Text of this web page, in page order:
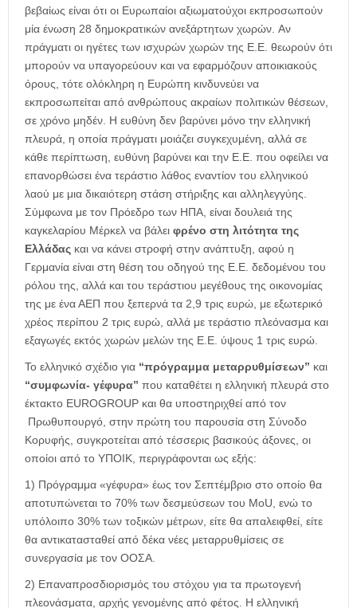
βεβαίως είναι ότι οι Ευρωπαίοι αξιωματούχοι εκπροσωπούν
μία ένωση 28 δημοκρατικών ανεξάρτητων χωρών. Αν
πράγματι οι ηγέτες των ισχυρών χωρών της Ε.Ε. θεωρούν ότι
μπορούν να υπαγορεύουν και να εφαρμόζουν αποικιακούς
όρους, τότε ολόκληρη η Ευρώπη κινδυνεύει να
εκπροσωπείται από ανθρώπους ακραίων πολιτικών θέσεων,
σε χρόνο μηδέν. Η ευθύνη δεν βαρύνει μόνο την ελληνική
πλευρά, η οποία πράγματι μοιάζει συγκεχυμένη, αλλά σε
κάθε περίπτωση, ευθύνη βαρύνει και την Ε.Ε. που οφείλει να
επανορθώσει ένα τεράστιο λάθος εναντίον του ελληνικού
λαού με μια δικαιότερη στάση στήριξης και αλληλεγγύης.
Σύμφωνα με τον Πρόεδρο των ΗΠΑ, είναι δουλειά της
καγκελαρίου Μέρκελ να βάλει φρένο στη λιτότητα της
Ελλάδας και να κάνει στροφή στην ανάπτυξη, αφού η
Γερμανία είναι στη θέση του οδηγού της Ε.Ε. δεδομένου του
ρόλου της, αλλά και του τεράστιου μεγέθους της οικονομίας
της με ένα ΑΕΠ που ξεπερνά τα 2,9 τρις ευρώ, με εξωτερικό
χρέος περίπου 2 τρις ευρώ, αλλά με τεράστιο πλεόνασμα και
εξαγωγές εκτός χωρών μελών της Ε.Ε. ύψους 1 τρις ευρώ.
Το ελληνικό σχέδιο για “πρόγραμμα μεταρρυθμίσεων” και
“συμφωνία- γέφυρα” που καταθέτει η ελληνική πλευρά στο
έκτακτο EUROGROUP και θα υποστηριχθεί από τον
Πρωθυπουργό, στην πρώτη του παρουσία στη Σύνοδο
Κορυφής, συγκροτείται από τέσσερις βασικούς άξονες, οι
οποίοι από το ΥΠΟΙΚ, περιγράφονται ως εξής:
1) Πρόγραμμα «γέφυρα» έως τον Σεπτέμβριο στο οποίο θα
αποτυπώνεται το 70% των δεσμεύσεων του MoU, ενώ το
υπόλοιπο 30% των τοξικών μέτρων, είτε θα απαλειφθεί, είτε
θα αντικατασταθεί από δέκα νέες μεταρρυθμίσεις σε
συνεργασία με τον ΟΟΣΑ.
2) Επαναπροσδιορισμός του στόχου για τα πρωτογενή
πλεονάσματα, αρχής γενομένης από φέτος. Η ελληνική